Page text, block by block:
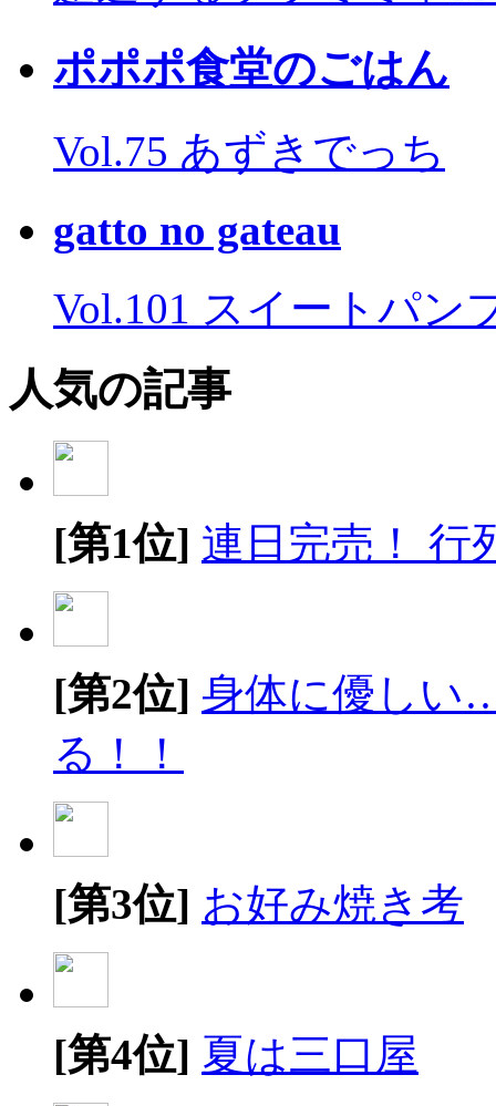
ポポポ食堂のごはん
Vol.75 あずきでっち
gatto no gateau
Vol.101 スイートパン
人気の記事
[第1位] 連日完売！ 行
[第2位] 身体に優しい
る！！
[第3位] お好み焼き考
[第4位] 夏は三口屋